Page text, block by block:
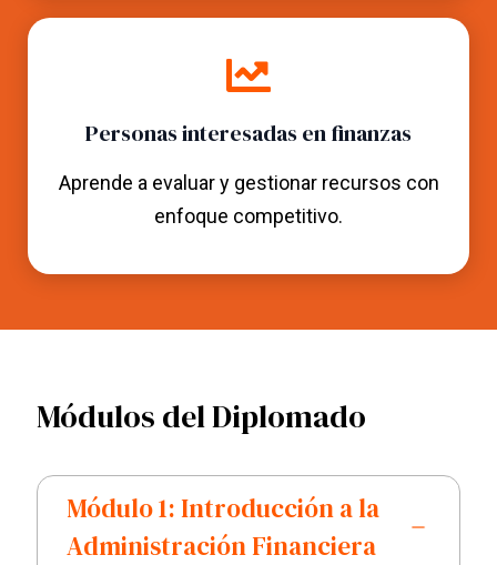
Personas interesadas en finanzas
Aprende a evaluar y gestionar recursos con
enfoque competitivo.
Módulos del Diplomado
Módulo 1: Introducción a la
Administración Financiera